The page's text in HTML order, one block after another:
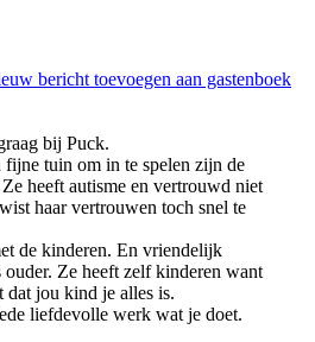
bericht toevoegen aan gastenboek
bij Puck.
fijne tuin om in te spelen zijn de
heeft autisme en vertrouwd niet
haar vertrouwen toch snel te
de kinderen. En vriendelijk
Ze heeft zelf kinderen want
dat jou kind je alles is.
liefdevolle werk wat je doet.